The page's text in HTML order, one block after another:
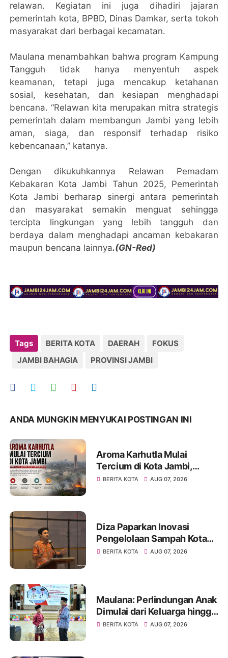
relawan. Kegiatan ini juga dihadiri jajaran
pemerintah kota, BPBD, Dinas Damkar, serta tokoh
masyarakat dari berbagai kecamatan.
Maulana menambahkan bahwa program Kampung
Tangguh tidak hanya menyentuh aspek
keamanan, tetapi juga mencakup ketahanan
sosial, kesehatan, dan kesiapan menghadapi
bencana. “Relawan kita merupakan mitra strategis
pemerintah dalam membangun Jambi yang lebih
aman, siaga, dan responsif terhadap risiko
kebencanaan,” katanya.
Dengan dikukuhkannya Relawan Pemadam
Kebakaran Kota Jambi Tahun 2025, Pemerintah
Kota Jambi berharap sinergi antara pemerintah
dan masyarakat semakin menguat sehingga
tercipta lingkungan yang lebih tangguh dan
berdaya dalam menghadapi ancaman kebakaran
maupun bencana lainnya.(GN-Red)
Tags BERITA KOTA DAERAH
FOKUS
JAMBI BAHAGIA
PROVINSI JAMBI
ANDA MUNGKIN MENYUKAI POSTINGAN INI
Aroma Karhutla Mulai
Tercium di Kota Jambi,
Warga Diminta Waspada
BERITA KOTA AUG 07, 2026
Diza Paparkan Inovasi
Pengelolaan Sampah Kota
Jambi di Forum UCLG
BERITA KOTA AUG 07, 2026
Maulana: Perlindungan Anak
Dimulai dari Keluarga hingga
Ruang Publik yang Ramah
BERITA KOTA AUG 07, 2026